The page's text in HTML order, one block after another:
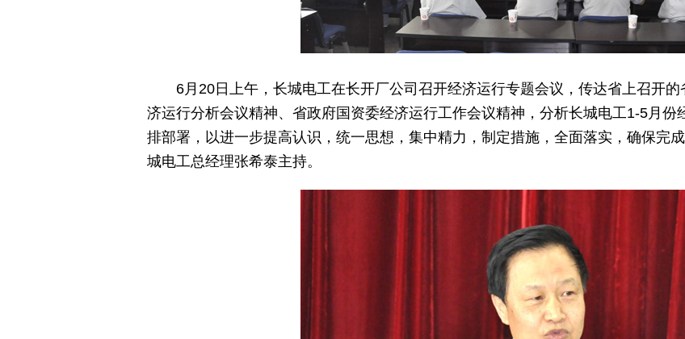
6月20日上午，长城电工在长开厂公司召开经济运行专题会议，传达省上召开的
济运行分析会议精神、省政府国资委经济运行工作会议精神，分析长城电工1-5月
排部署，以进一步提高认识，统一思想，集中精力，制定措施，全面落实，确保完
城电工总经理张希泰主持。